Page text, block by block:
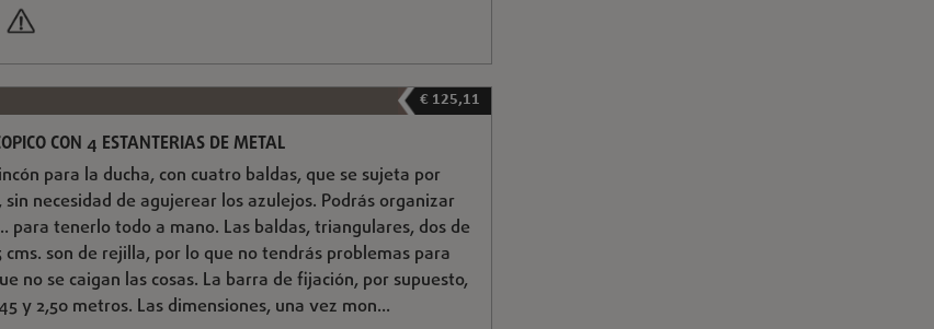
€ 125,11
CON 4 ESTANTERIAS DE METAL
para la ducha, con cuatro baldas, que se sujeta por
necesidad de agujerear los azulejos. Podrás organizar
para tenerlo todo a mano. Las baldas, triangulares, dos de
cms. son de rejilla, por lo que no tendrás problemas para
no se caigan las cosas. La barra de fijación, por supuesto,
y 2,50 metros. Las dimensiones, una vez mon...